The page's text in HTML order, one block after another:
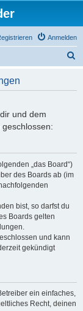
Anmelden
und dem
„das Board“)
des Boards ab (im
bist, so darfst du
Boards gelten
und kann
gekündigt
ein einfaches,
Recht, deinen